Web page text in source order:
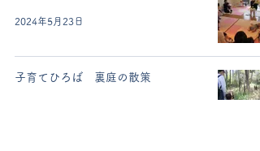
2024年5月23日
子育てひろば 裏庭の散策